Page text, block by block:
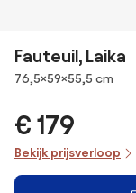
Fauteuil, Laika
Afmetingen
76,5×59×55,5 cm
€ 179
Bekijk prijsverloop